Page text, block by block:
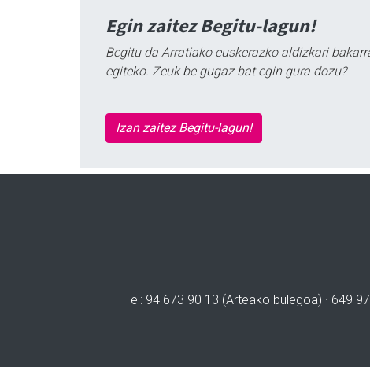
Egin zaitez Begitu-lagun!
Begitu da Arratiako euskerazko aldizkari
egiteko. Zeuk be gugaz bat egin gura dozu?
Izan zaitez Begitu-lagun!
Tel: 94 673 90 13 (Arteako bulegoa) · 649